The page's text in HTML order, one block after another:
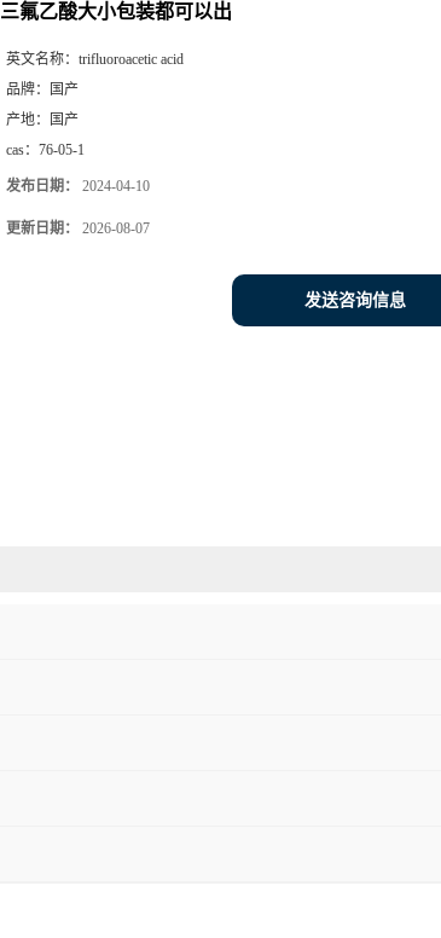
三氟乙酸大小包装都可以出
英文名称： trifluoroacetic acid
品牌：
国产
产地：
国产
cas： 76-05-1
发布日期： 2024-04-10
更新日期： 2026-08-07
发送咨询信息